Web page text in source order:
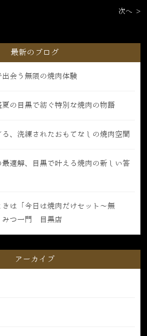
次へ >
最新のブログ
会う無限の焼肉体験
の目黒で紡ぐ特別な焼肉の物語
、洗練されたおもてなしの焼肉空間
適解、目黒で叶える焼肉の新しい答
は「今日は焼肉だけセット〜無
みつ一門 目黒店
アーカイブ